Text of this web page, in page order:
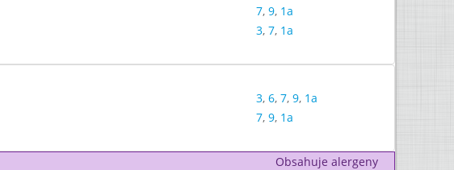
7, 9, 1a
3, 7, 1a
3, 6, 7, 9, 1a
7, 9, 1a
Obsahuje alergeny